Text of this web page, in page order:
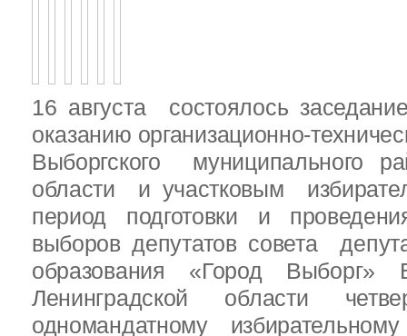
16 августа состоялось
оказанию организационно-
Выборгского муниципального
области и участковым
период подготовки и
выборов депутатов совета
образования «Город Выборг»
Ленинградской области
одномандатному